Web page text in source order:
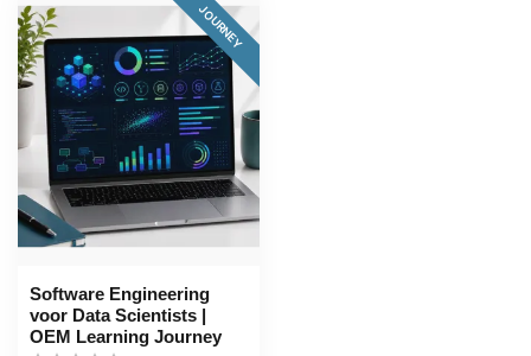
JOURNEY
Software Engineering
voor Data Scientists |
OEM Learning Journey